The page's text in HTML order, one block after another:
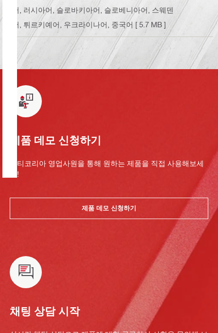
어, 러시아어, 슬로바키아어, 슬로베니아어, 스웨덴
어, 튀르키예어, 우크라이나어, 중국어 [ 5.7 MB ]
제품 데모 신청하기
힐티코리아 영업사원을 통해 원하는 제품을 직접 사용해보세
요!
제품 데모 신청하기
채팅 상담 시작